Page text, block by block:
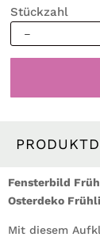
Stückzahl
Frühling
Osterdeko
Vögel
Menge
Fensterbild
Osterdeko
Mit diesem